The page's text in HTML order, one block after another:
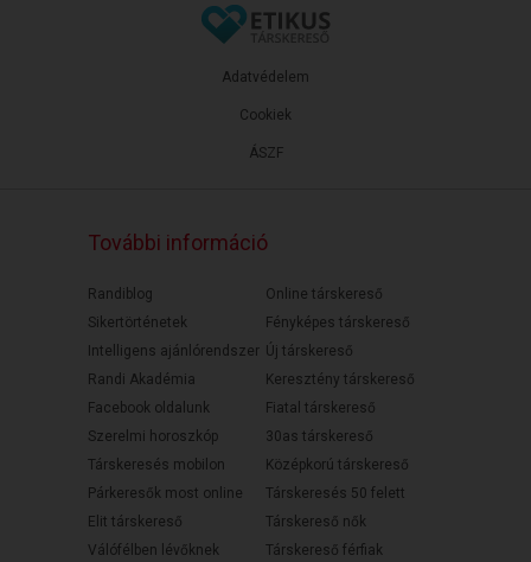
ÁSZF
Adatvédelem
Cookiek
További információ
Randiblog
Sikertörténetek
Intelligens ajánlórendszer
Randi Akadémia
Facebook oldalunk
Szerelmi horoszkóp
Társkeresés mobilon
Párkeresők most online
Elit társkereső
Válófélben lévőknek
Online társkereső
Fényképes társkereső
Új társkereső
Keresztény társkereső
Fiatal társkereső
30as társkereső
Középkorú társkereső
Társkeresés 50 felett
Társkereső nők
Társkereső férfiak